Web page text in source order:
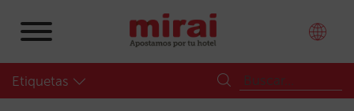
Etiquetas